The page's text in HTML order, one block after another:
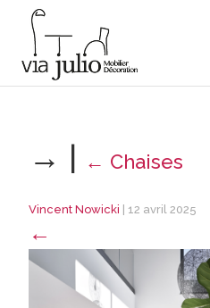
→ | ← Chaises
Vincent Nowicki 12 avril 2025
←